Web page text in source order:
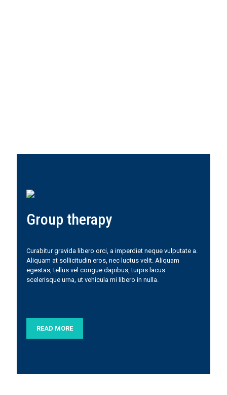
Group therapy
Curabitur gravida libero orci, a imperdiet neque vulputate a.
Aliquam at sollicitudin eros, nec luctus velit. Aliquam
egestas, tellus vel congue dapibus, turpis lacus
scelerisque urna, ut vehicula mi libero in nulla.
READ MORE